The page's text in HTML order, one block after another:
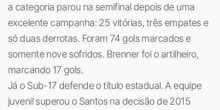
a categoria parou na semifinal depois de uma
excelente campanha: 25 vitórias, três empates e
só duas derrotas. Foram 74 gols marcados e
somente nove sofridos. Brenner foi o artilheiro,
marcando 17 gols.
Já o Sub-17 defende o título estadual. A equipe
juvenil superou o Santos na decisão de 2015